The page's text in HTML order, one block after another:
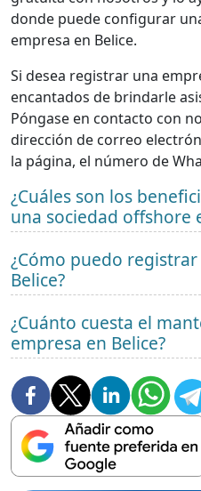
donde puede configurar
empresa en Belice.
Si desea registrar una
encantados de brindarle
Póngase en contacto con
dirección de correo
la página, el número de
¿Cuáles son los
una sociedad offshore
¿Cómo puedo
Belice?
¿Cuánto cuesta el
empresa en Belice?